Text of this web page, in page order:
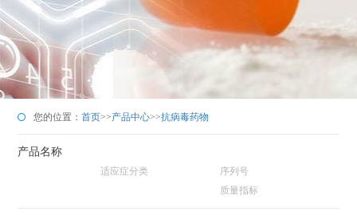
您的位置：首页>>产品中心>>抗病毒药物
产品名称
序列号
适应症分类
质量指标